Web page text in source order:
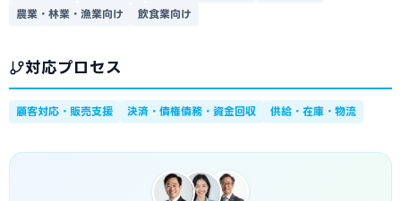
農業・林業・漁業向け
飲食業向け
対応プロセス
顧客対応・販売支援 決済・債権債務・資金回収 供給・在庫・物流